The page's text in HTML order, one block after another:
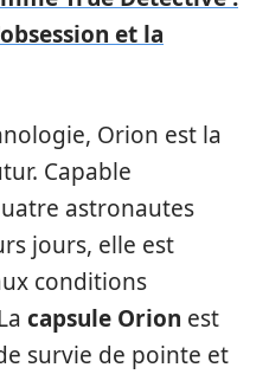
et la
Orion est la
Capable
astronautes
jours, elle est
conditions
capsule Orion est
survie de pointe et